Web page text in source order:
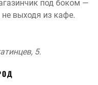
под боком —
выходя из кафе.
5.